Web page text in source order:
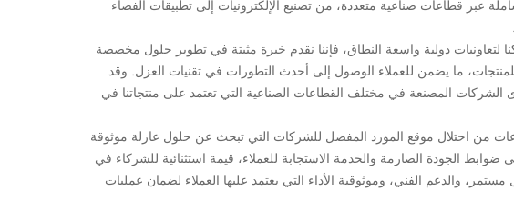
عبر قطاعات صناعية متعددة، من تصنيع الإلكترونيات إلى تطبيقات الفضاء
دولية واسعة النطاق، فإننا نقدم خبرة مثبتة في تطوير حلول مخصصة
للمنتجات، ما يضمن للعملاء الوصول إلى أحدث التطورات في تقنيات العزل. وقد
الشركات المصنعة في مختلف القطاعات الصناعية التي تعتمد على منتجاتنا في
من احتلال موقع المورد المفضل للشركات التي تبحث عن حلول عازلة موثوقة
ضوابط الجودة الصارمة والخدمة الاستجابة للعملاء، قيمة استثنائية للشركاء في
والدعم الفني، وموثوقية الأداء التي يعتمد عليها العملاء لضمان عمليات